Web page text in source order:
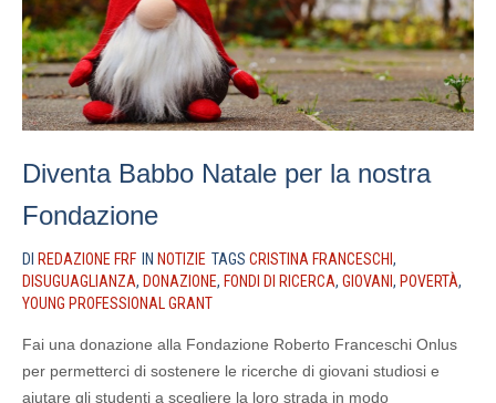
Diventa Babbo Natale per la nostra
Fondazione
DI REDAZIONE FRF IN NOTIZIE TAGS CRISTINA FRANCESCHI,
DISUGUAGLIANZA, DONAZIONE, FONDI DI RICERCA, GIOVANI, POVERTÀ,
YOUNG PROFESSIONAL GRANT
Fai una donazione alla Fondazione Roberto Franceschi Onlus
per permetterci di sostenere le ricerche di giovani studiosi e
aiutare gli studenti a scegliere la loro strada in modo